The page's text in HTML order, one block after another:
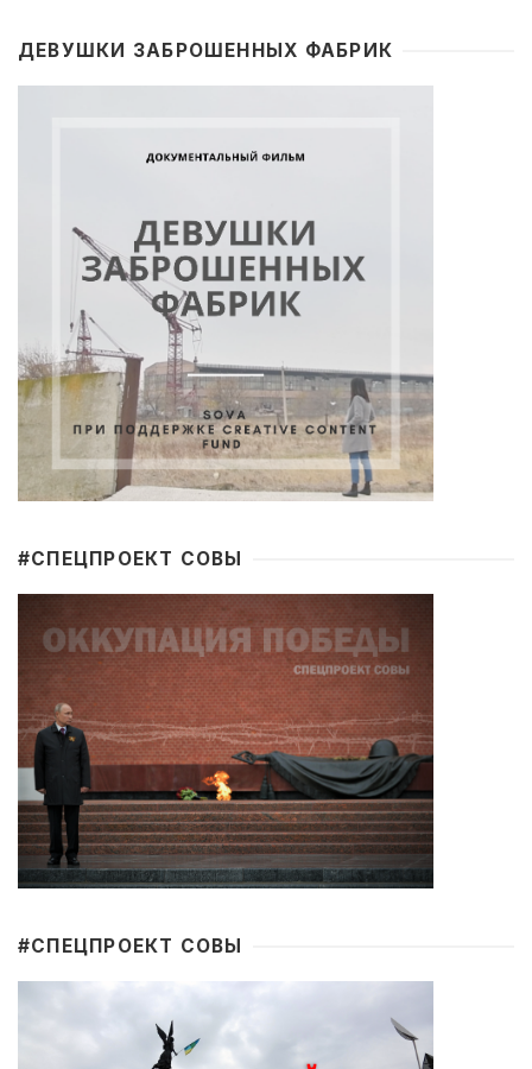
ДЕВУШКИ ЗАБРОШЕННЫХ ФАБРИК
#CПЕЦПРОЕКТ СОВЫ
#CПЕЦПРОЕКТ СОВЫ